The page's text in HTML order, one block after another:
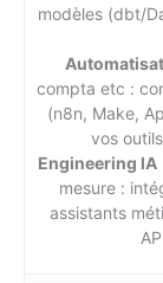
modèles (dbt/
compta etc :
(n8n, Make,
vos
Engineering IA
mesure :
assistants